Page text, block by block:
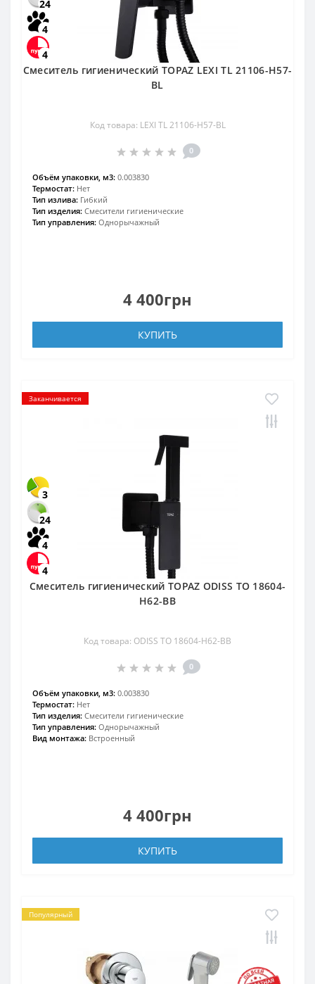
24
4
4
Смеситель гигиенический TOPAZ LEXI TL 21106-H57-
BL
Код товара: LEXI TL 21106-H57-BL
0
Объём упаковки, м3: 0.003830
Термостат: Нет
Тип излива: Гибкий
Тип изделия: Смесители гигиенические
Тип управления: Однорычажный
4 400грн
КУПИТЬ
Заканчивается
3
24
4
4
Смеситель гигиенический TOPAZ ODISS TO 18604-
H62-BB
Код товара: ODISS TO 18604-H62-BB
0
Объём упаковки, м3: 0.003830
Термостат: Нет
Тип изделия: Смесители гигиенические
Тип управления: Однорычажный
Вид монтажа: Встроенный
4 400грн
КУПИТЬ
Популярный